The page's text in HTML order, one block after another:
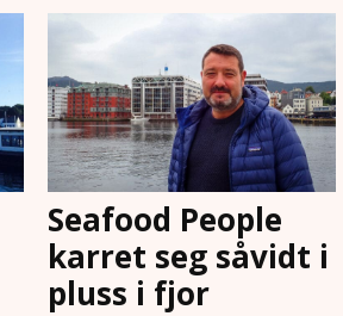
Seafood People
karret seg såvidt i
pluss i fjor